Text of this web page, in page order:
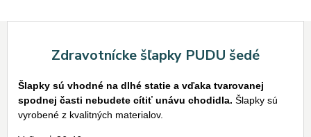
Zdravotnícke šľapky PUDU šedé
Šlapky sú vhodné na dlhé statie a vďaka tvarovanej
spodnej časti nebudete cítiť unávu chodidla. Šlapky sú
vyrobené z kvalitných materialov.